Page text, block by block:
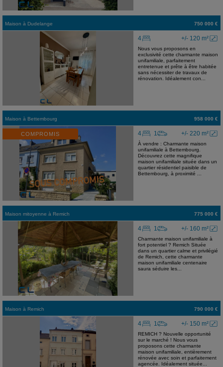
Maison à Dudelange 750 000 €
+/- 120 m²
4
Nous vous proposons en
exclusivité cette charmante maison
unifamiliale, parfaitement
entretenue et prête à être habitée
sans nécessiter de travaux de
rénovation. Idéalement con...
Maison à Bettembourg 958 000 €
COMPROMIS +/- 220 m²
4 1
À vendre : Charmante maison
unifamiliale à Bettembourg.
Découvrez cette magnifique
maison unifamiliale située dans un
quartier résidentiel paisible de
Bettembourg, à proximité ...
Maison mitoyenne à Remich 775 000 €
+/- 160 m²
4 1
Charmante maison unifamiliale à
fort potentiel ? Remich Située
dans un quartier calme et privilégié
de Remich, cette charmante
maison unifamiliale centenaire
saura séduire les...
Maison à Remich 790 000 €
+/- 150 m²
4 1
REMICH ? Nouvelle opportunité
sur le marché ! Nous vous
proposons cette charmante
maison unifamiliale, entièrement
rénovée avec soin et parfaitement
agencée. Idéalement située...